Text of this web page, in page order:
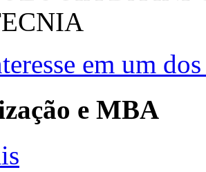
em um
e MBA